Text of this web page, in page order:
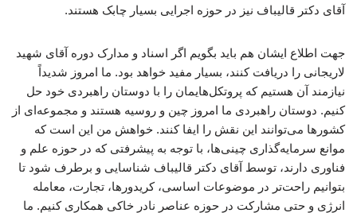
آقای دکتر قالیباف نیز در حوزه اجرایی بسیار چابک هستند.
جهت اطلاع ایشان هم باید بگویم اگر اسناد و مدارک دوره آقای شهید
لاریجانی را دریافت کنند، بسیار مفید خواهد بود. ما امروز شدیداً
نیازمند آن هستیم که پروتکل‌هایمان را با دوستان راهبردی خود حل
کنیم. دوستان راهبردی ما امروز چین و روسیه هستند و مجموعه‌ای از
کشورها می‌توانند این نقش را ایفا کنند. خواهش من این است که
موانع سرمایه‌گذاری چینی‌ها، با توجه به پیشرفتی که در حوزه علم و
فناوری دارند، توسط آقای دکتر قالیباف شناسایی و برطرف شود تا
بتوانیم راحت‌تر در موضوعات اساسی، کریدورها، تجارت، معامله
انرژی و حتی مشارکت در حوزه عناصر نادر خاکی همکاری کنیم. ما